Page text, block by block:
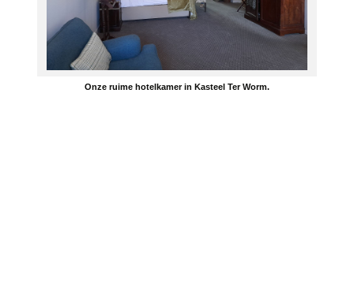
Onze ruime hotelkamer in Kasteel Ter Worm.